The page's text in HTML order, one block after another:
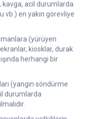
kavga, acil durumlarda
vb.) en yakın görevliye
(yürüyen
kiosklar, durak
herhangi bir
(yangın söndürme
durumlarda